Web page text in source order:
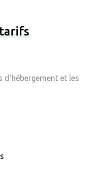
d'hébergement et les